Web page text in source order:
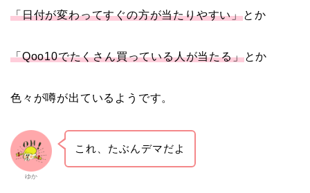
「日付が変わってすぐの方が当たりやすい」とか
「Qoo10でたくさん買っている人が当たる」とか
色々が噂が出ているようです。
ゆか
これ、たぶんデマだよ